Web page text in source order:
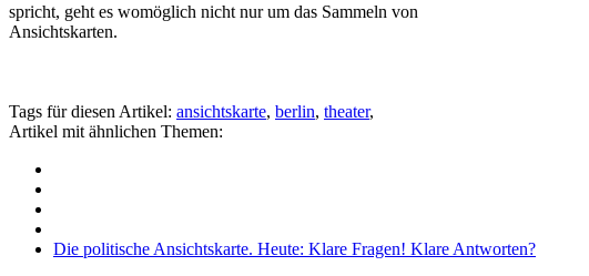
spricht, geht es womöglich nicht nur um das Sammeln von
Ansichtskarten.
Tags für diesen Artikel: ansichtskarte, berlin, theater,
Artikel mit ähnlichen Themen:
Die politische Ansichtskarte. Heute: Klare Fragen! Klare Antworten?